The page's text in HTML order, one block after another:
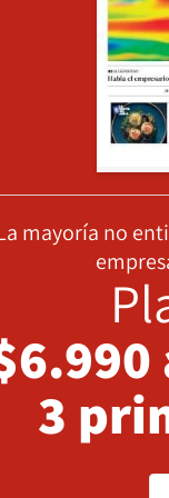
mayoría no
3